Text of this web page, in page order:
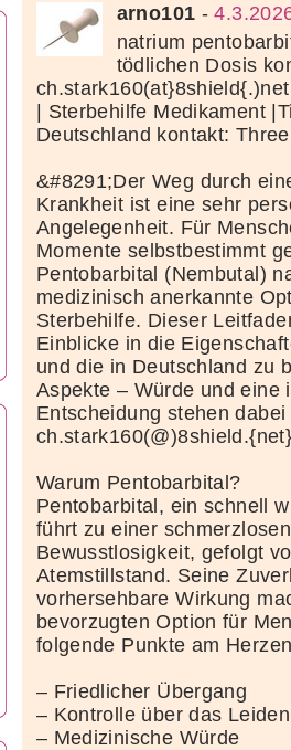
arno101 -
natrium
tödlichen Dosis
| Sterbehilfe Medikament
Deutschland kontakt:
&#8291;Der Weg durch
Krankheit ist eine sehr
Angelegenheit. Für
Momente selbstbestimmt
Pentobarbital (Nembutal)
medizinisch anerkannte
Sterbehilfe. Dieser
Einblicke in die
und die in Deutschland zu
Aspekte – Würde und eine
Entscheidung stehen
Warum Pentobarbital?
Pentobarbital, ein schnell
führt zu einer
Bewusstlosigkeit, gefolgt
Atemstillstand. Seine
vorhersehbare Wirkung
bevorzugten Option für
folgende Punkte am
– Friedlicher Übergang
– Kontrolle über das Leiden
– Medizinische Würde